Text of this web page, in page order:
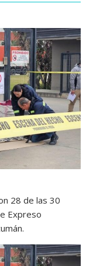
28 de las 30
Expreso